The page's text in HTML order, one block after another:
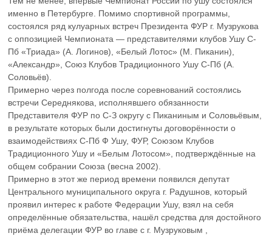
именно в Петербурге. Помимо спортивной программы,
состоялся ряд кулуарных встреч Президента ФУР г. Музрукова
с оппозицией Чемпионата — представителями клубов Ушу С-
Пб «Триада» (А. Логинов), «Белый Лотос» (М. Пиканин),
«Александр», Союз Клубов Традиционного Ушу С-Пб (А.
Соловьёв).
Примерно через полгода после соревнований состоялись
встречи Середнякова, исполнявшего обязанности
Представителя ФУР по С-З округу с Пиканиным и Соловьёвым,
в результате которых были достигнуты договорённости о
взаимодействиях С-Пб Ф Ушу, ФУР, Союзом Клубов
Традиционного Ушу и «Белым Лотосом», подтверждённые на
общем собрании Союза (весна 2002).
Примерно в этот же период времени появился депутат
Центрального муниципального округа г. Радушнов, который
проявил интерес к работе Федерации Ушу, взял на себя
определённые обязательства, нашёл средства для достойного
приёма делегации ФУР во главе с г. Музруковым ,